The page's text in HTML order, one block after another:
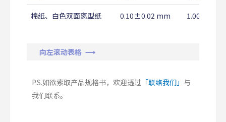
棉纸、白色双面离型纸 0.10±0.02 mm 1.00±0.50
向左滚动表格 ⟶
P.S.如欲索取产品规格书，欢迎透过 「联络我们」 与
我们联系。